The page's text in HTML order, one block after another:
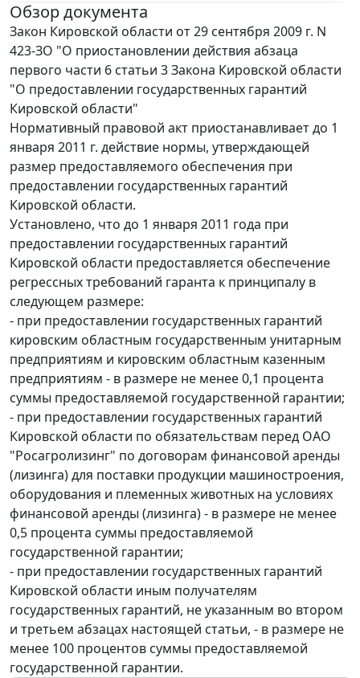
Обзор документа
Закон Кировской области от 29 сентября 2009 г. N
423-ЗО "О приостановлении действия абзаца
первого части 6 статьи 3 Закона Кировской области
"О предоставлении государственных гарантий
Кировской области"
Нормативный правовой акт приостанавливает до 1
января 2011 г. действие нормы, утверждающей
размер предоставляемого обеспечения при
предоставлении государственных гарантий
Кировской области.
Установлено, что до 1 января 2011 года при
предоставлении государственных гарантий
Кировской области предоставляется обеспечение
регрессных требований гаранта к принципалу в
следующем размере:
- при предоставлении государственных гарантий
кировским областным государственным унитарным
предприятиям и кировским областным казенным
предприятиям - в размере не менее 0,1 процента
суммы предоставляемой государственной гарантии;
- при предоставлении государственных гарантий
Кировской области по обязательствам перед ОАО
"Росагролизинг" по договорам финансовой аренды
(лизинга) для поставки продукции машиностроения,
оборудования и племенных животных на условиях
финансовой аренды (лизинга) - в размере не менее
0,5 процента суммы предоставляемой
государственной гарантии;
- при предоставлении государственных гарантий
Кировской области иным получателям
государственных гарантий, не указанным во втором
и третьем абзацах настоящей статьи, - в размере не
менее 100 процентов суммы предоставляемой
государственной гарантии.